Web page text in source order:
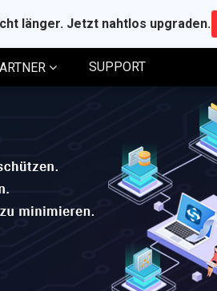
länger. Jetzt nahtlos upgraden.
SUPPORT